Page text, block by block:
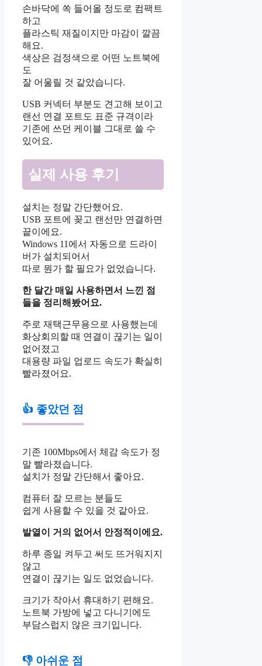
손바닥에 쏙 들어올 정도로 컴팩트
하고
플라스틱 재질이지만 마감이 깔끔
해요.
색상은 검정색으로 어떤 노트북에
도
잘 어울릴 것 같았습니다.
USB 커넥터 부분도 견고해 보이고
랜선 연결 포트도 표준 규격이라
기존에 쓰던 케이블 그대로 쓸 수
있어요.
실제 사용 후기
설치는 정말 간단했어요.
USB 포트에 꽂고 랜선만 연결하면
끝이에요.
Windows 11에서 자동으로 드라이
버가 설치되어서
따로 뭔가 할 필요가 없었습니다.
한 달간 매일 사용하면서 느낀 점
들을 정리해봤어요.
주로 재택근무용으로 사용했는데
화상회의할 때 연결이 끊기는 일이
없어졌고
대용량 파일 업로드 속도가 확실히
빨라졌어요.
👍 좋았던 점
기존 100Mbps에서 체감 속도가 정
말 빨라졌습니다.
설치가 정말 간단해서 좋아요.
컴퓨터 잘 모르는 분들도
쉽게 사용할 수 있을 것 같아요.
발열이 거의 없어서 안정적이에요.
하루 종일 켜두고 써도 뜨거워지지
않고
연결이 끊기는 일도 없었습니다.
크기가 작아서 휴대하기 편해요.
노트북 가방에 넣고 다니기에도
부담스럽지 않은 크기입니다.
👎 아쉬운 점